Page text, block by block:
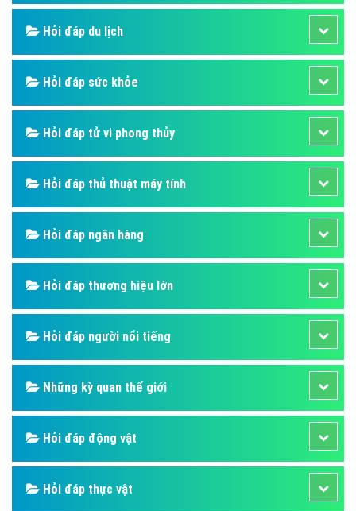
Hỏi đáp du lịch
Hỏi đáp sức khỏe
Hỏi đáp tử vi phong thủy
Hỏi đáp thủ thuật máy tính
Hỏi đáp ngân hàng
Hỏi đáp thương hiệu lớn
Hỏi đáp người nổi tiếng
Những kỳ quan thế giới
Hỏi đáp động vật
Hỏi đáp thực vật